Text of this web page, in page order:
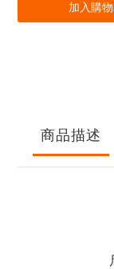
加入購
商品描述